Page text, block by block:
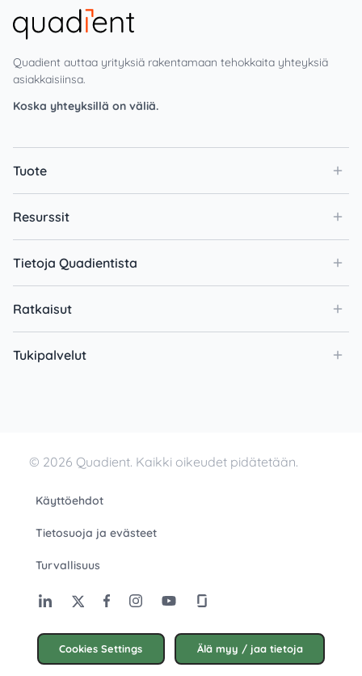
Quadient auttaa yrityksiä rakentamaan tehokkaita yhteyksiä
asiakkaisiinsa.
Koska yhteyksillä on väliä.
Tuote
Resurssit
Tietoja Quadientista
Ratkaisut
Tukipalvelut
© 2026 Quadient. Kaikki oikeudet pidätetään.
Käyttöehdot
Tietosuoja ja evästeet
Turvallisuus
Cookies Settings Älä myy / jaa tietoja